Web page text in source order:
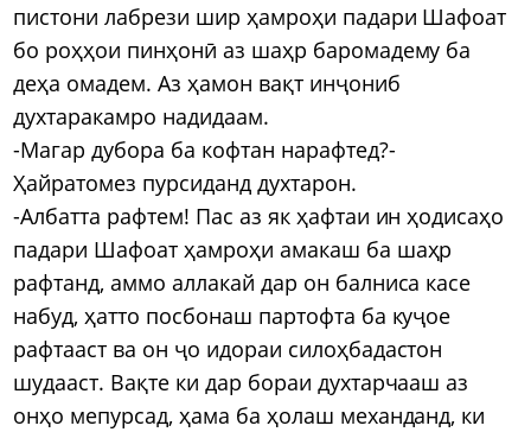
пистони лабрези шир ҳамроҳи падари Шафоат
бо роҳҳои пинҳонӣ аз шаҳр баромадему ба
деҳа омадем. Аз ҳамон вақт инҷониб
духтаракамро надидаам.
-Магар дубора ба кофтан нарафтед?-
Ҳайратомез пурсиданд духтарон.
-Албатта рафтем! Пас аз як ҳафтаи ин ҳодисаҳо
падари Шафоат ҳамроҳи амакаш ба шаҳр
рафтанд, аммо аллакай дар он балниса касе
набуд, ҳатто посбонаш партофта ба куҷое
рафтааст ва он ҷо идораи силоҳбадастон
шудааст. Вақте ки дар бораи духтарчааш аз
онҳо мепурсад, ҳама ба ҳолаш механданд, ки